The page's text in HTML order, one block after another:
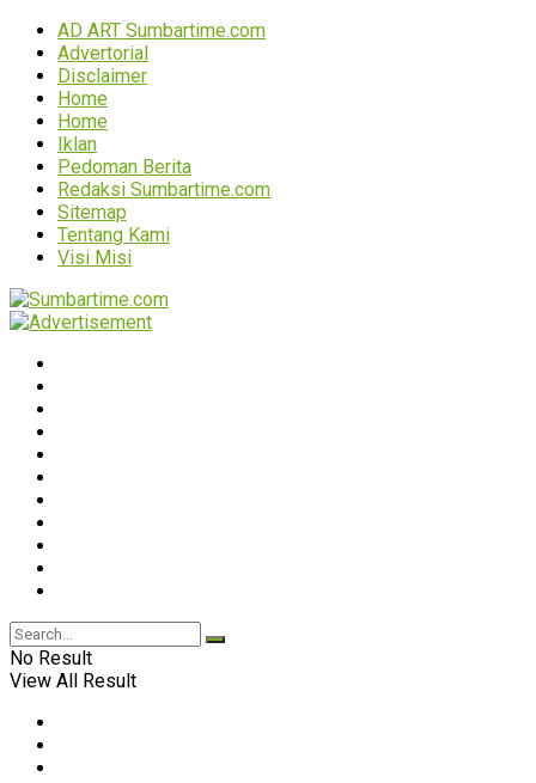
AD ART Sumbartime.com
Advertorial
Disclaimer
Home
Home
Iklan
Pedoman Berita
Redaksi Sumbartime.com
Sitemap
Tentang Kami
Visi Misi
No Result
View All Result